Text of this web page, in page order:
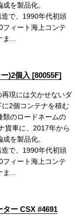
を製品化。
で、1990年代初頭
ィート海上コンテ
...
)2個入 [80055F]
現には欠かせないダ
2個コンテナを積む
類のロードネームの
車に、2017年から
を製品化。
で、1990年代初頭
ィート海上コンテ
...
ー CSX #4691